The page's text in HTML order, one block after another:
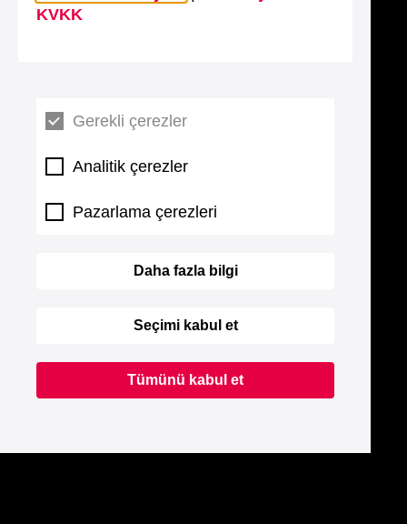
KVKK
Gerekli çerezler
Analitik çerezler
Pazarlama çerezleri
Daha fazla bilgi
Seçimi kabul et
Tümünü kabul et